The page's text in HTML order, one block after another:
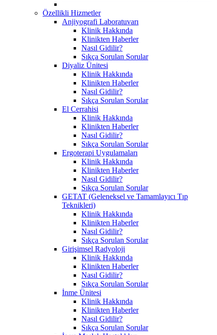
Özellikli Hizmetler
Anjiyografi Laboratuvarı
Klinik Hakkında
Klinikten Haberler
Nasıl Gidilir?
Sıkça Sorulan Sorular
Diyaliz Ünitesi
Klinik Hakkında
Klinikten Haberler
Nasıl Gidilir?
Sıkça Sorulan Sorular
El Cerrahisi
Klinik Hakkında
Klinikten Haberler
Nasıl Gidilir?
Sıkça Sorulan Sorular
Ergoterapi Uygulamaları
Klinik Hakkında
Klinikten Haberler
Nasıl Gidilir?
Sıkça Sorulan Sorular
GETAT (Geleneksel ve Tamamlayıcı Tıp
Teknikleri)
Klinik Hakkında
Klinikten Haberler
Nasıl Gidilir?
Sıkça Sorulan Sorular
Girişimsel Radyoloji
Klinik Hakkında
Klinikten Haberler
Nasıl Gidilir?
Sıkça Sorulan Sorular
İnme Ünitesi
Klinik Hakkında
Klinikten Haberler
Nasıl Gidilir?
Sıkça Sorulan Sorular